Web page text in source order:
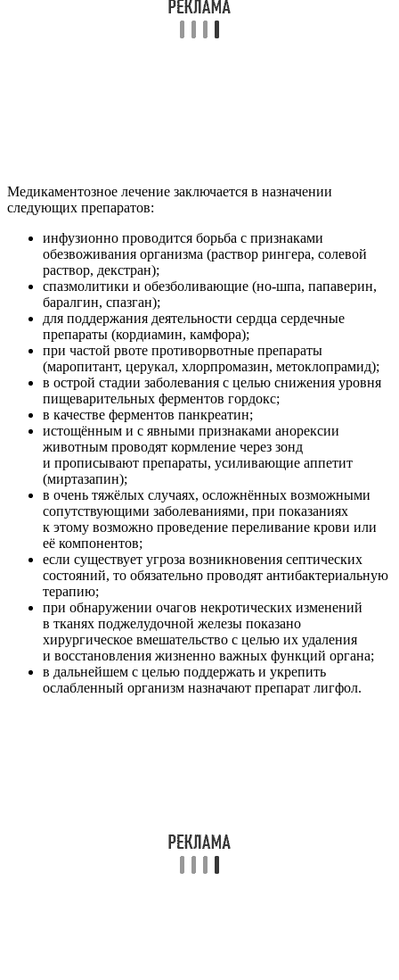
Медикаментозное лечение заключается в назначении
следующих препаратов:
инфузионно проводится борьба с признаками
обезвоживания организма (раствор рингера, солевой
раствор, декстран);
спазмолитики и обезболивающие (но-шпа, папаверин,
баралгин, спазган);
для поддержания деятельности сердца сердечные
препараты (кордиамин, камфора);
при частой рвоте противорвотные препараты
(маропитант, церукал, хлорпромазин, метоклопрамид);
в острой стадии заболевания с целью снижения уровня
пищеварительных ферментов гордокс;
в качестве ферментов панкреатин;
истощённым и с явными признаками анорексии
животным проводят кормление через зонд
и прописывают препараты, усиливающие аппетит
(миртазапин);
в очень тяжёлых случаях, осложнённых возможными
сопутствующими заболеваниями, при показаниях
к этому возможно проведение переливание крови или
её компонентов;
если существует угроза возникновения септических
состояний, то обязательно проводят антибактериальную
терапию;
при обнаружении очагов некротических изменений
в тканях поджелудочной железы показано
хирургическое вмешательство с целью их удаления
и восстановления жизненно важных функций органа;
в дальнейшем с целью поддержать и укрепить
ослабленный организм назначают препарат лигфол.